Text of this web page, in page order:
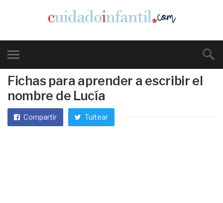
Fichas para aprender a escribir el
nombre de Lucía
Compartir Tuitear